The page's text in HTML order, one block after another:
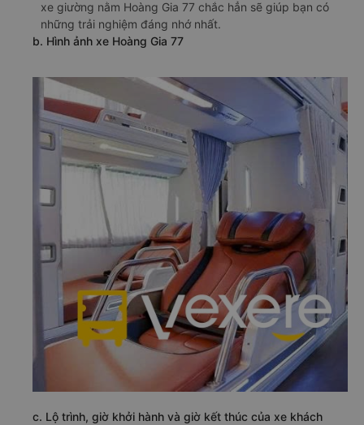
xe giường nằm Hoàng Gia 77 chắc hẳn sẽ giúp bạn có
những trải nghiệm đáng nhớ nhất.
b. Hình ảnh xe Hoàng Gia 77
c. Lộ trình, giờ khởi hành và giờ kết thúc của xe khách